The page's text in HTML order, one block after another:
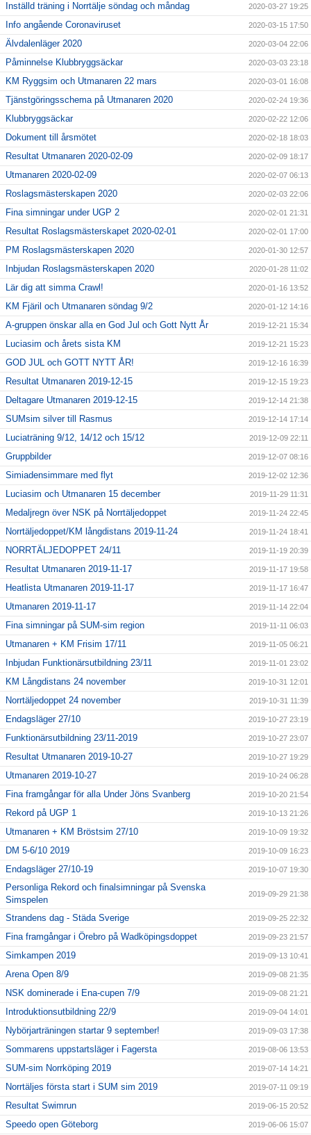
Inställd träning i Norrtälje söndag och måndag 2020-03-27 19:25
Info angående Coronaviruset 2020-03-15 17:50
Älvdalenläger 2020 2020-03-04 22:06
Påminnelse Klubbryggsäckar 2020-03-03 23:18
KM Ryggsim och Utmanaren 22 mars 2020-03-01 16:08
Tjänstgöringsschema på Utmanaren 2020 2020-02-24 19:36
Klubbryggsäckar 2020-02-22 12:06
Dokument till årsmötet 2020-02-18 18:03
Resultat Utmanaren 2020-02-09 2020-02-09 18:17
Utmanaren 2020-02-09 2020-02-07 06:13
Roslagsmästerskapen 2020 2020-02-03 22:06
Fina simningar under UGP 2 2020-02-01 21:31
Resultat Roslagsmästerskapet 2020-02-01 2020-02-01 17:00
PM Roslagsmästerskapen 2020 2020-01-30 12:57
Inbjudan Roslagsmästerskapen 2020 2020-01-28 11:02
Lär dig att simma Crawl! 2020-01-16 13:52
KM Fjäril och Utmanaren söndag 9/2 2020-01-12 14:16
A-gruppen önskar alla en God Jul och Gott Nytt År 2019-12-21 15:34
Luciasim och årets sista KM 2019-12-21 15:23
GOD JUL och GOTT NYTT ÅR! 2019-12-16 16:39
Resultat Utmanaren 2019-12-15 2019-12-15 19:23
Deltagare Utmanaren 2019-12-15 2019-12-14 21:38
SUMsim silver till Rasmus 2019-12-14 17:14
Luciaträning 9/12, 14/12 och 15/12 2019-12-09 22:11
Gruppbilder 2019-12-07 08:16
Simiadensimmare med flyt 2019-12-02 12:36
Luciasim och Utmanaren 15 december 2019-11-29 11:31
Medaljregn över NSK på Norrtäljedoppet 2019-11-24 22:45
Norrtäljedoppet/KM långdistans 2019-11-24 2019-11-24 18:41
NORRTÄLJEDOPPET 24/11 2019-11-19 20:39
Resultat Utmanaren 2019-11-17 2019-11-17 19:58
Heatlista Utmanaren 2019-11-17 2019-11-17 16:47
Utmanaren 2019-11-17 2019-11-14 22:04
Fina simningar på SUM-sim region 2019-11-11 06:03
Utmanaren + KM Frisim 17/11 2019-11-05 06:21
Inbjudan Funktionärsutbildning 23/11 2019-11-01 23:02
KM Långdistans 24 november 2019-10-31 12:01
Norrtäljedoppet 24 november 2019-10-31 11:39
Endagsläger 27/10 2019-10-27 23:19
Funktionärsutbildning 23/11-2019 2019-10-27 23:07
Resultat Utmanaren 2019-10-27 2019-10-27 19:29
Utmanaren 2019-10-27 2019-10-24 06:28
Fina framgångar för alla Under Jöns Svanberg 2019-10-20 21:54
Rekord på UGP 1 2019-10-13 21:26
Utmanaren + KM Bröstsim 27/10 2019-10-09 19:32
DM 5-6/10 2019 2019-10-09 16:23
Endagsläger 27/10-19 2019-10-07 19:30
Personliga Rekord och finalsimningar på Svenska
Simspelen
2019-09-29 21:38
Strandens dag - Städa Sverige 2019-09-25 22:32
Fina framgångar i Örebro på Wadköpingsdoppet 2019-09-23 21:57
Simkampen 2019 2019-09-13 10:41
Arena Open 8/9 2019-09-08 21:35
NSK dominerade i Ena-cupen 7/9 2019-09-08 21:21
Introduktionsutbildning 22/9 2019-09-04 14:01
Nybörjarträningen startar 9 september! 2019-09-03 17:38
Sommarens uppstartsläger i Fagersta 2019-08-06 13:53
SUM-sim Norrköping 2019 2019-07-14 14:21
Norrtäljes första start i SUM sim 2019 2019-07-11 09:19
Resultat Swimrun 2019-06-15 20:52
Speedo open Göteborg 2019-06-06 15:07